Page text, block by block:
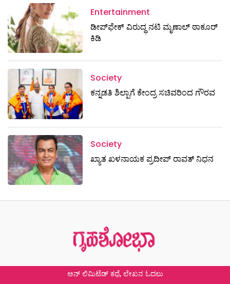
Entertainment
ಡೀಪ್‌ಫೇಕ್ ವಿರುದ್ಧ ನಟಿ ಮೃಣಾಲ್ ಠಾಕೂರ್
ಕಿಡಿ
Society
ಕನ್ನಡತಿ ಶಿಲ್ಪಾಗೆ ಕೇಂದ್ರ ಸಚಿವರಿಂದ ಗೌರವ
Society
ಖ್ಯಾತ ಖಳನಾಯಕ ಪ್ರದೀಪ್ ರಾವತ್‌ ನಿಧನ
ಅನ್ ಲಿಮಿಟೆಡ್ ಕಥೆ, ಲೇಖನ ಓದಲು